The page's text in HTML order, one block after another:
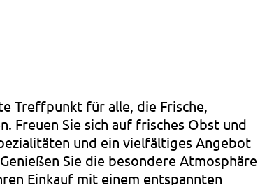
Treffpunkt für alle, die Frische,
Freuen Sie sich auf frisches Obst und
und ein vielfältiges Angebot
Sie die besondere Atmosphäre
Einkauf mit einem entspannten